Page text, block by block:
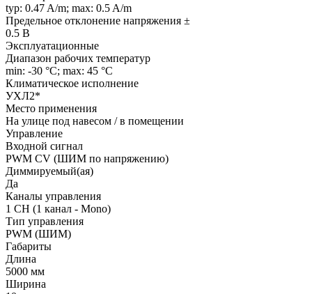
typ: 0.47 A/m; max: 0.5 A/m
Предельное отклонение напряжения ±
0.5 В
Эксплуатационные
Диапазон рабочих температур
min: -30 °C; max: 45 °C
Климатическое исполнение
УХЛ2*
Место применения
На улице под навесом / в помещении
Управление
Входной сигнал
PWM СV (ШИМ по напряжению)
Диммируемый(ая)
Да
Каналы управления
1 CH (1 канал - Mono)
Тип управления
PWM (ШИМ)
Габариты
Длина
5000 мм
Ширина